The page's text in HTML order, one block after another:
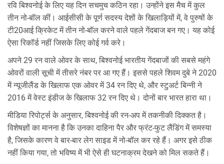
रवि बिश्वनोई के लिए यह दिन सचमुच कठिन रहा। उन्होंने इस मैच में कुल
तीन नो-बॉल कीं। आईसीसी के पूर्ण सदस्य देशों के खिलाड़ियों में, वे पुरुषों के
टी20आई क्रिकेट में तीन नो-बॉल करने वाले पहले गेंदबाज बन गए। यह कोई
ऐसा रिकॉर्ड नहीं जिसके लिए कोई गर्व करे।
अपने 29 रन वाले ओवर के साथ, बिश्वनोई भारतीय गेंदबाजों की सबसे महंगे
ओवरों वाली सूची में तीसरे नंबर पर आ गए हैं। इससे पहले शिवम दुबे ने 2020
में न्यूजीलैंड के खिलाफ एक ओवर में 34 रन दिए थे, और स्टुअर्ट बिन्नी ने
2016 में वेस्ट इंडीज के खिलाफ 32 रन दिए थे। दोनों बार भारत हारा था।
मीडिया रिपोर्ट्स के अनुसार, बिश्वनोई की रन-अप में तकनीकी दिक्कत है।
विशेषज्ञों का मानना है कि उनका दाहिना पैर और फ्रंट-फुट लैंडिंग में समस्या
है, जिसके कारण वे बार-बार लेग साइड में नो-बॉल कर रहे हैं। अगर इसे ठीक
नहीं किया गया, तो भविष्य में भी ऐसे ही घटनाक्रम देखने को मिल सकते हैं।